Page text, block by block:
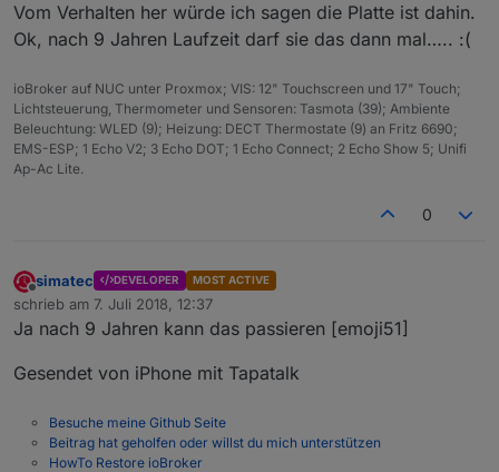
Vom Verhalten her würde ich sagen die Platte ist dahin.
Ok, nach 9 Jahren Laufzeit darf sie das dann mal….. :(
ioBroker auf NUC unter Proxmox; VIS: 12" Touchscreen und 17" Touch;
Lichtsteuerung, Thermometer und Sensoren: Tasmota (39); Ambiente
Beleuchtung: WLED (9); Heizung: DECT Thermostate (9) an Fritz 6690;
EMS-ESP; 1 Echo V2; 3 Echo DOT; 1 Echo Connect; 2 Echo Show 5; Unifi
Ap-Ac Lite.
0
Offline
simatec DEVELOPER MOST ACTIVE
schrieb am 7. Juli 2018, 12:37
zuletzt editiert von
Ja nach 9 Jahren kann das passieren [emoji51]
Gesendet von iPhone mit Tapatalk
Besuche meine Github Seite
Beitrag hat geholfen oder willst du mich unterstützen
HowTo Restore ioBroker